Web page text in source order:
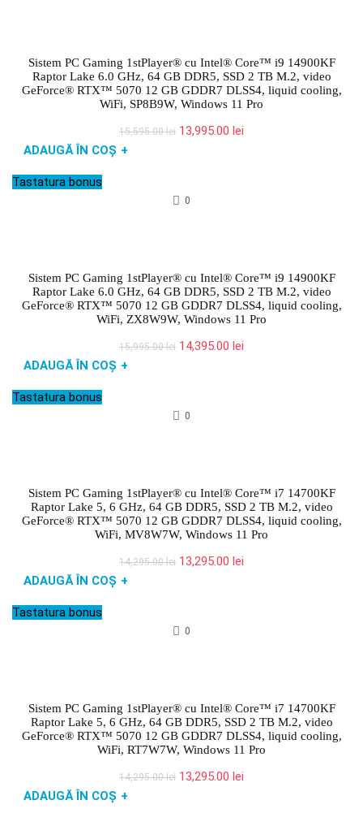
Sistem PC Gaming 1stPlayer® cu Intel® Core™ i9 14900KF
Raptor Lake 6.0 GHz, 64 GB DDR5, SSD 2 TB M.2, video
GeForce® RTX™ 5070 12 GB GDDR7 DLSS4, liquid cooling,
WiFi, SP8B9W, Windows 11 Pro
15,595.00lei Prețul
13,995.00 lei
ADAUGĂ ÎN COȘ +
Tastatura bonus
0
Sistem PC Gaming 1stPlayer® cu Intel® Core™ i9 14900KF
Raptor Lake 6.0 GHz, 64 GB DDR5, SSD 2 TB M.2, video
GeForce® RTX™ 5070 12 GB GDDR7 DLSS4, liquid cooling,
WiFi, ZX8W9W, Windows 11 Pro
15,995.00lei Prețul
14,395.00 lei
ADAUGĂ ÎN COȘ +
Tastatura bonus
0
Sistem PC Gaming 1stPlayer® cu Intel® Core™ i7 14700KF
Raptor Lake 5, 6 GHz, 64 GB DDR5, SSD 2 TB M.2, video
GeForce® RTX™ 5070 12 GB GDDR7 DLSS4, liquid cooling,
WiFi, MV8W7W, Windows 11 Pro
14,295.00lei Prețul
13,295.00 lei
ADAUGĂ ÎN COȘ +
Tastatura bonus
0
Sistem PC Gaming 1stPlayer® cu Intel® Core™ i7 14700KF
Raptor Lake 5, 6 GHz, 64 GB DDR5, SSD 2 TB M.2, video
GeForce® RTX™ 5070 12 GB GDDR7 DLSS4, liquid cooling,
WiFi, RT7W7W, Windows 11 Pro
14,295.00lei Prețul
13,295.00 lei
ADAUGĂ ÎN COȘ +